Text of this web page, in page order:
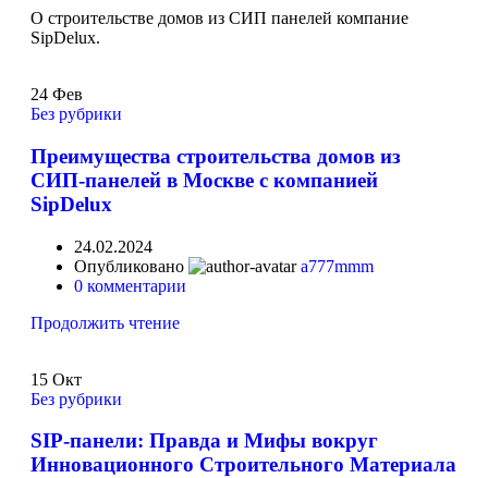
О строительстве домов из СИП панелей компание
SipDelux.
24 Фев
Без рубрики
Преимущества строительства домов из
СИП-панелей в Москве с компанией
SipDelux
24.02.2024
Опубликовано
a777mmm
0 комментарии
Продолжить чтение
15 Окт
Без рубрики
SIP-панели: Правда и Мифы вокруг
Инновационного Строительного Материала